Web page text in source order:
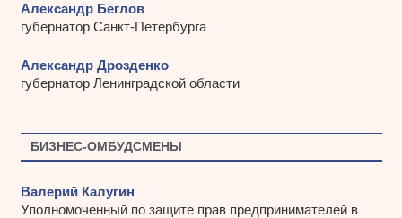
Александр Беглов
губернатор Санкт-Петербурга
Александр Дрозденко
губернатор Ленинградской области
БИЗНЕС-ОМБУДСМЕНЫ
Валерий Калугин
Уполномоченный по защите прав предпринимателей в